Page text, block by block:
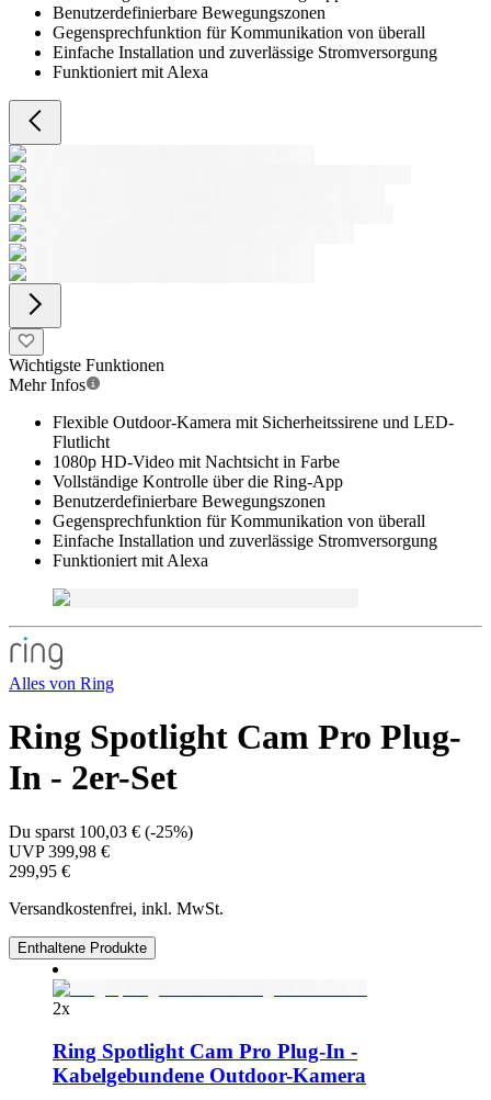
Benutzerdefinierbare Bewegungszonen
Gegensprechfunktion für Kommunikation von überall
Einfache Installation und zuverlässige Stromversorgung
Funktioniert mit Alexa
Wichtigste Funktionen
Mehr Infos
Flexible Outdoor-Kamera mit Sicherheitssirene und LED-
Flutlicht
1080p HD-Video mit Nachtsicht in Farbe
Vollständige Kontrolle über die Ring-App
Benutzerdefinierbare Bewegungszonen
Gegensprechfunktion für Kommunikation von überall
Einfache Installation und zuverlässige Stromversorgung
Funktioniert mit Alexa
Alles von Ring
Ring Spotlight Cam Pro Plug-
In - 2er-Set
Du sparst 100,03 € (-25%)
UVP399,98 €
299,95 €
Versandkostenfrei, inkl. MwSt.
Enthaltene Produkte
2x
Ring Spotlight Cam Pro Plug-In -
Kabelgebundene Outdoor-Kamera